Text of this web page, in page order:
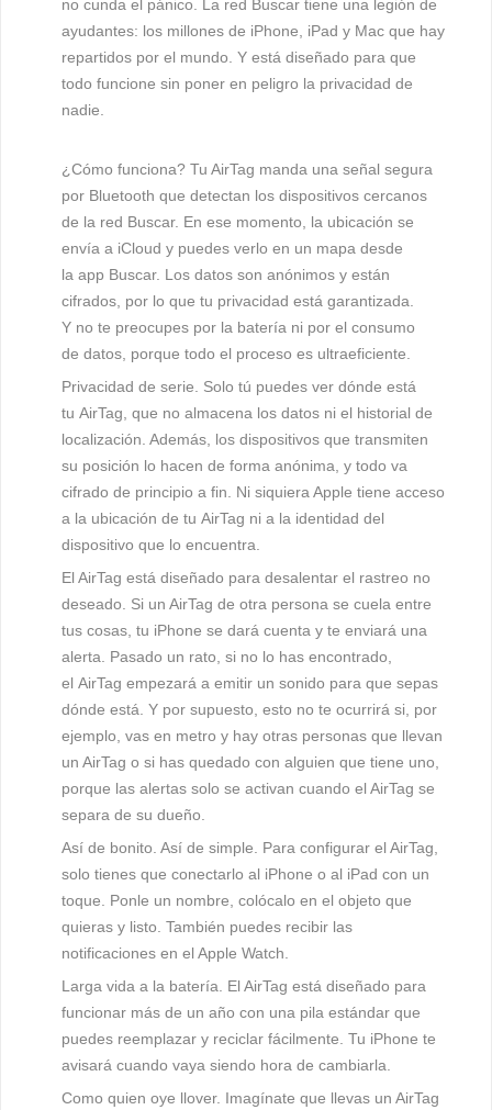
no cunda el pánico. La red Buscar tiene una legión de
ayudantes: los millones de iPhone, iPad y Mac que hay
repartidos por el mundo. Y está diseñado para que
todo funcione sin poner en peligro la privacidad de
nadie.
¿Cómo funciona? Tu AirTag manda una señal segura
por Bluetooth que detectan los dispositivos cercanos
de la red Buscar. En ese momento, la ubicación se
envía a iCloud y puedes verlo en un mapa desde
la app Buscar. Los datos son anónimos y están
cifrados, por lo que tu privacidad está garantizada.
Y no te preocupes por la batería ni por el consumo
de datos, porque todo el proceso es ultraeficiente.
Privacidad de serie. Solo tú puedes ver dónde está
tu AirTag, que no almacena los datos ni el historial de
localización. Además, los dispositivos que transmiten
su posición lo hacen de forma anónima, y todo va
cifrado de principio a fin. Ni siquiera Apple tiene acceso
a la ubicación de tu AirTag ni a la identidad del
dispositivo que lo encuentra.
El AirTag está diseñado para desalentar el rastreo no
deseado. Si un AirTag de otra persona se cuela entre
tus cosas, tu iPhone se dará cuenta y te enviará una
alerta. Pasado un rato, si no lo has encontrado,
el AirTag empezará a emitir un sonido para que sepas
dónde está. Y por supuesto, esto no te ocurrirá si, por
ejemplo, vas en metro y hay otras personas que llevan
un AirTag o si has quedado con alguien que tiene uno,
porque las alertas solo se activan cuando el AirTag se
separa de su dueño.
Así de bonito. Así de simple. Para configurar el AirTag,
solo tienes que conectarlo al iPhone o al iPad con un
toque. Ponle un nombre, colócalo en el objeto que
quieras y listo. También puedes recibir las
notificaciones en el Apple Watch.
Larga vida a la batería. El AirTag está diseñado para
funcionar más de un año con una pila estándar que
puedes reemplazar y reciclar fácilmente. Tu iPhone te
avisará cuando vaya siendo hora de cambiarla.
Como quien oye llover. Imagínate que llevas un AirTag